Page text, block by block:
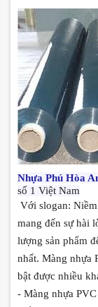
Nhựa Phú Hòa
số 1 Việt Nam
Với slogan:
mang đến sự hài
lượng sản phẩm
nhất. Màng nhựa
bật được nhiều
- Màng nhựa